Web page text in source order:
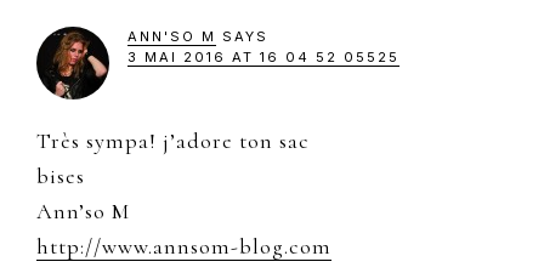
ANN'SO M
SAYS
3 MAI 2016 AT 16 04 52 05525
Très sympa! j’adore ton sac
bises
Ann’so M
http://www.annsom-blog.com